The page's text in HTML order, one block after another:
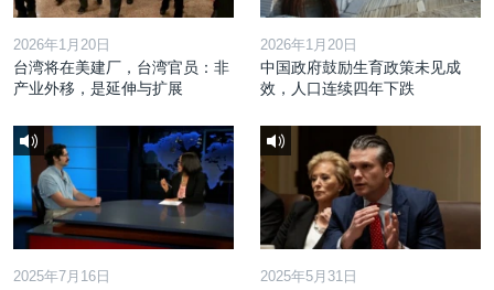
2026年1月20日
台湾将在美建厂，台湾官员：非
产业外移，是延伸与扩展
2026年1月20日
中国政府鼓励生育政策未见成
效，人口连续四年下跌
2025年7月16日 2025年5月31日